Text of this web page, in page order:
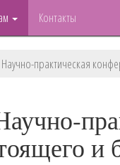
Контакты
Научно-практическая
и